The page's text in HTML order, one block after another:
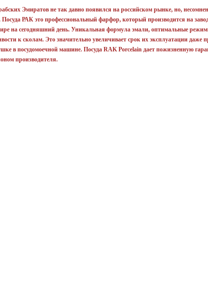
Эмиратов не так давно появился на российском рынке, но,
Посуда РАК это профессиональный фарфор, который производится на
на сегодняшний день. Уникальная формула эмали, оптимальные
к сколам. Это значительно увеличивает срок их эксплуатации даже
в посудомоечной машине. Посуда RAK Porcelain дает пожизненную
производителя.